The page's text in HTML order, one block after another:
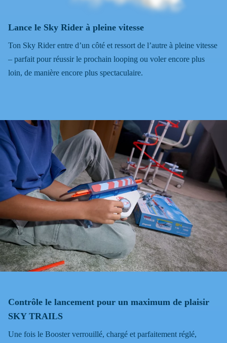
Lance le Sky Rider à pleine vitesse
Ton Sky Rider entre d’un côté et ressort de l’autre à pleine vitesse
– parfait pour réussir le prochain looping ou voler encore plus
loin, de manière encore plus spectaculaire.
Contrôle le lancement pour un maximum de plaisir
SKY TRAILS
Une fois le Booster verrouillé, chargé et parfaitement réglé,